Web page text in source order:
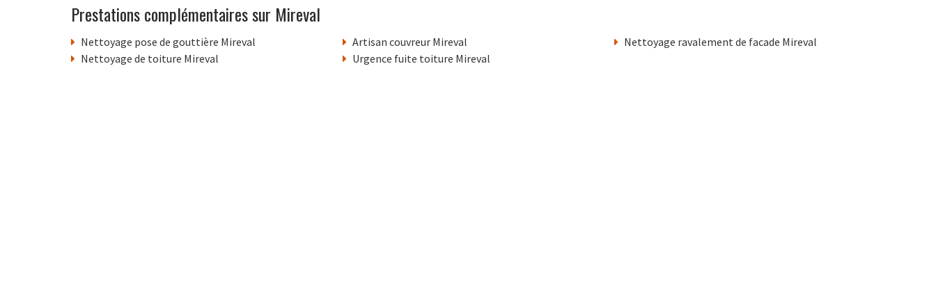
Prestations complémentaires sur Mireval
Nettoyage pose de gouttière Mireval
Nettoyage de toiture Mireval
Artisan couvreur Mireval
Urgence fuite toiture Mireval
Nettoyage ravalement de facade Mireval